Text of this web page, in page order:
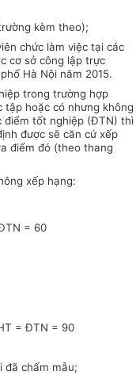
kèm theo);
chức làm việc tại các
cơ sở công lập trực
phố Hà Nội năm 2015.
trong trường hợp
tập hoặc có nhưng không
điểm tốt nghiệp (ĐTN) thì
được sẽ căn cứ xếp
điểm đó (theo thang
xếp hạng:
60
90
đã chấm mẫu;